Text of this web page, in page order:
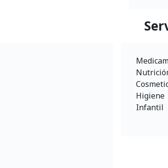
Higiene
Infantil